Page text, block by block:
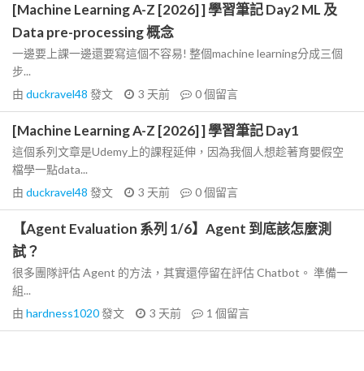
[Machine Learning A-Z [2026] ] 學習筆記 Day2 ML 及
Data pre-processing 概念
一邊要上課一邊還要寫這個不容易! 整個machine learning分成三個
步...
由 duckravel48 發文 3 天前 0個留言
[Machine Learning A-Z [2026] ] 學習筆記 Day1
這個系列文章是Udemy上的課程延伸，因為我個人想趁著育嬰假空
檔學一點data...
由 duckravel48 發文 3 天前 0個留言
【Agent Evaluation 系列 1/6】Agent 到底該怎麼測
試？
很多團隊評估 Agent 的方法，其實還停留在評估 Chatbot。 準備一
組...
由 hardness1020發文 3 天前 1 個留言